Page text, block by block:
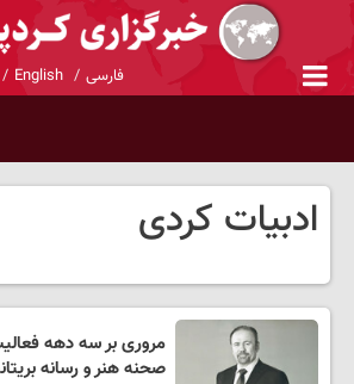
فارسی English
ادبیات کردی
مروری بر سه دهه
صحنه هنر و رسانه